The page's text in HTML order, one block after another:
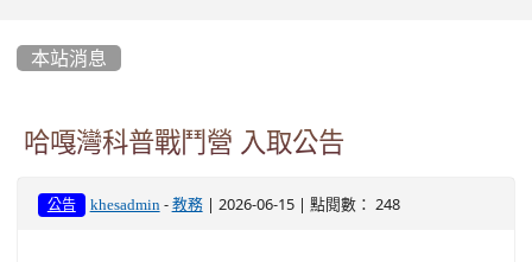
本站消息
哈嘎灣科普戰鬥營 入取公告
公告 khesadmin- 教務| 2026-06-15 | 點閱數： 248